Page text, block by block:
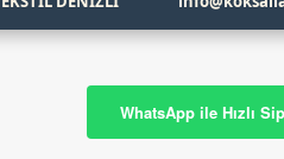
WhatsApp ile Hızlı